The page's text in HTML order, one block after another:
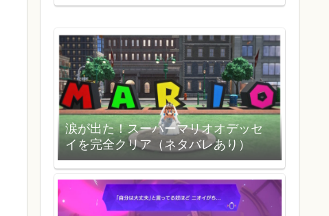
涙が出た！スーパーマリオオデッセ
イを完全クリア（ネタバレあり）